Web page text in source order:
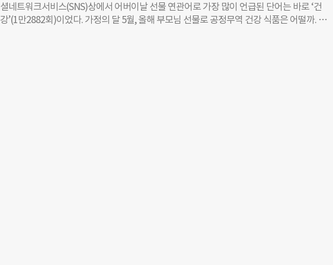
셜네트워크서비스(SNS)상에서 어버이날 선물 연관어로 가장 많이 언급된 단어는 바로 ‘건
강’(1만2882회)이었다. 가정의 달 5월, 올해 부모님 선물로 공정무역 건강 식품은 어떨까. 부